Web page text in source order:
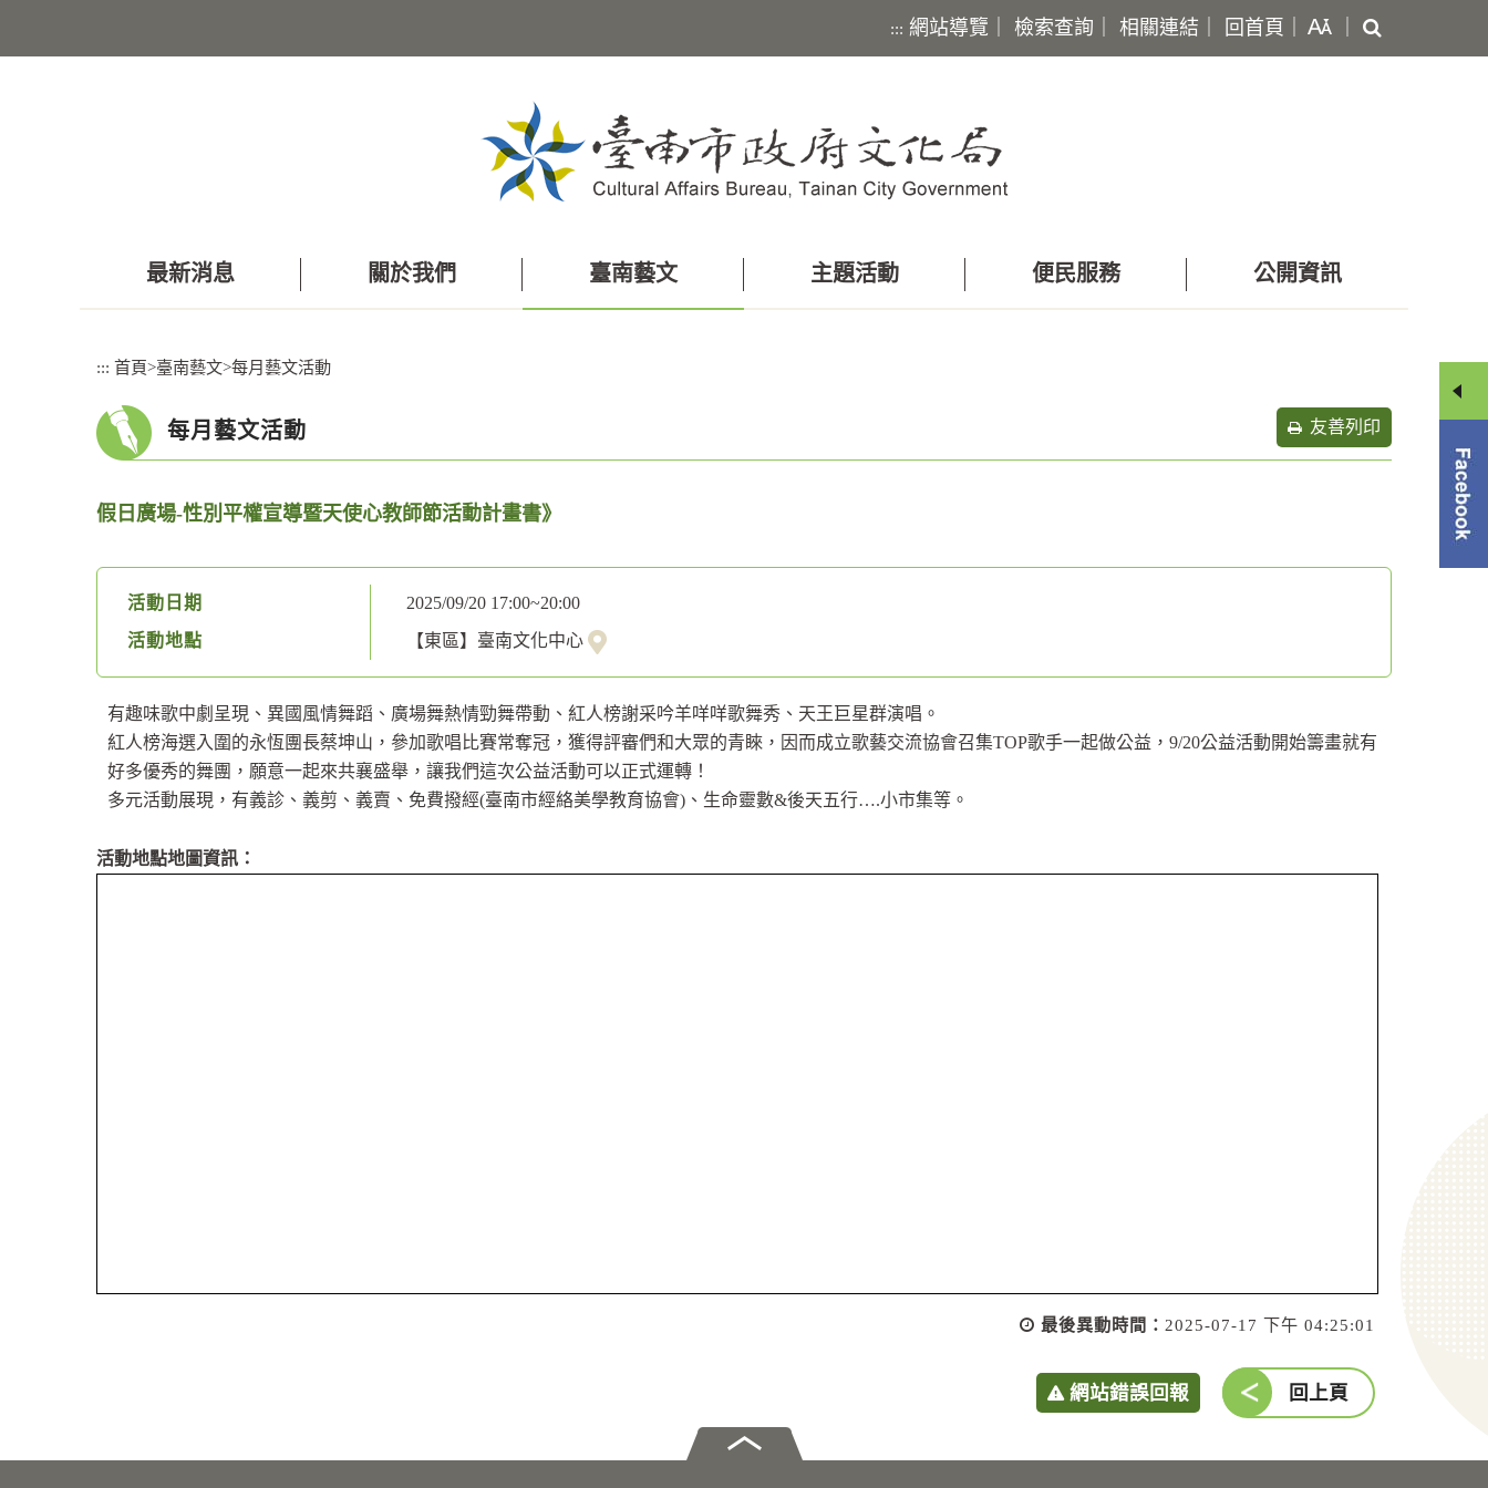
主
::: 網站導覽 檢索查詢 相關連結 回首頁
尋
最新消息 關於我們 臺南藝文 主題活動 便民服務 公開資訊
::: 首頁>臺南藝文>每月藝文活動
每月藝文活動 友善列印
假日廣場-性別平權宣導暨天使心教師節活動計畫書》
活動日期
2025/09/20 17:00~20:00
活動地點
【東區】臺南文化中心
有趣味歌中劇呈現、異國風情舞蹈、廣場舞熱情勁舞帶動、紅人榜謝采吟羊咩咩歌舞秀、天王巨星群演唱。
紅人榜海選入圍的永恆團長蔡坤山，參加歌唱比賽常奪冠，獲得評審們和大眾的青睞，因而成立歌藝交流協會召集TOP歌手一起做公益，9/20公益活動開始籌畫就有
好多優秀的舞團，願意一起來共襄盛舉，讓我們這次公益活動可以正式運轉！
多元活動展現，有義診、義剪、義賣、免費撥經(臺南市經絡美學教育協會)、生命靈數&後天五行….小市集等。
活動地點地圖資訊：
最後異動時間： 2025-07-17 下午 04:25:01
網站錯誤回報 回上頁
享
選
單